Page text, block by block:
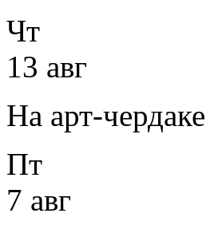
Чт
13 авг
На арт-чердаке
Пт
7 авг